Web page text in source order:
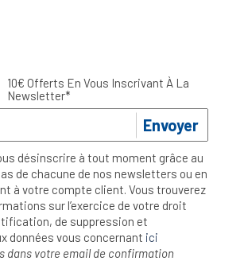
10€ Offerts En Vous Inscrivant À La
Newsletter*
Envoyer
désinscrire à tout moment grâce au
de chacune de nos newsletters ou en
à votre compte client. Vous trouverez
sur l’exercice de votre droit
de suppression et
données vous concernant ici
dans votre email de confirmation